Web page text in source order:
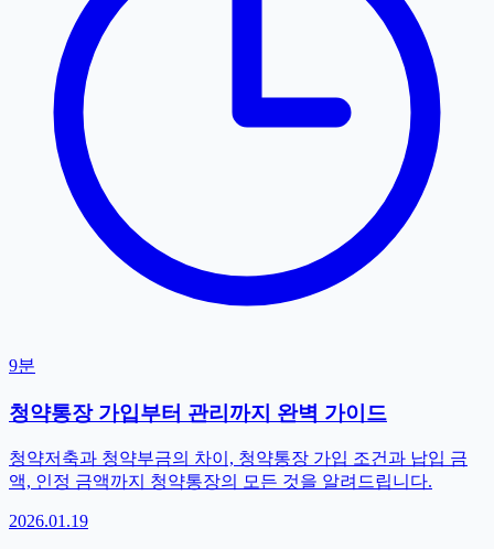
9분
청약통장 가입부터 관리까지 완벽 가이드
청약저축과 청약부금의 차이, 청약통장 가입 조건과 납입 금
액, 인정 금액까지 청약통장의 모든 것을 알려드립니다.
2026.01.19